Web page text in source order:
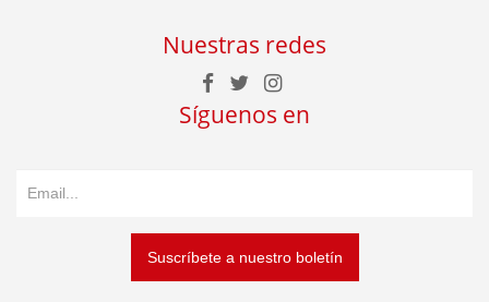
Nuestras redes
Síguenos en
Suscríbete a nuestro boletín